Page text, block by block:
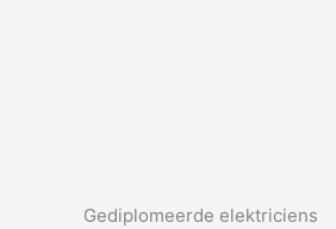
Gediplomeerde elektriciens